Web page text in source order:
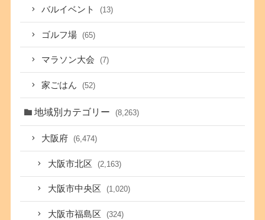
バルイベント (13)
ゴルフ場 (65)
マラソン大会 (7)
家ごはん (52)
地域別カテゴリー (8,263)
大阪府 (6,474)
大阪市北区 (2,163)
大阪市中央区 (1,020)
大阪市福島区 (324)